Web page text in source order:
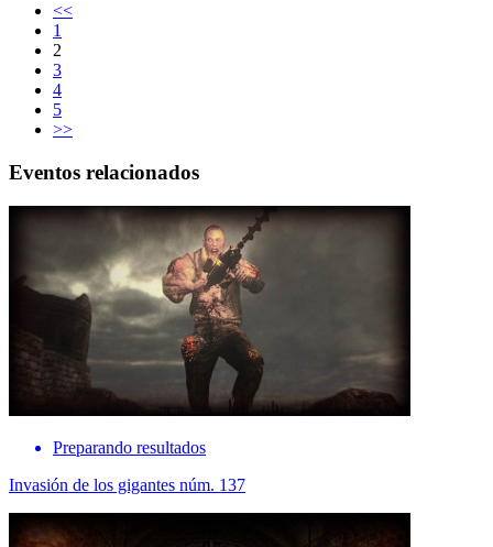
<<
1
2
3
4
5
>>
Eventos relacionados
Preparando resultados
Invasión de los gigantes núm. 137